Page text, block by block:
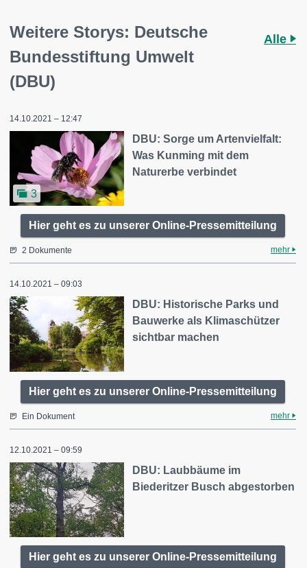
Weitere Storys: Deutsche
Bundesstiftung Umwelt
(DBU)
Alle
14.10.2021 – 12:47
3
DBU: Sorge um Artenvielfalt:
Was Kunming mit dem
Naturerbe verbindet
Hier geht es zu unserer Online-Pressemitteilung
2 Dokumente mehr
14.10.2021 – 09:03
DBU: Historische Parks und
Bauwerke als Klimaschützer
sichtbar machen
Hier geht es zu unserer Online-Pressemitteilung
Ein Dokument mehr
12.10.2021 – 09:59
DBU: Laubbäume im
Biederitzer Busch abgestorben
Hier geht es zu unserer Online-Pressemitteilung